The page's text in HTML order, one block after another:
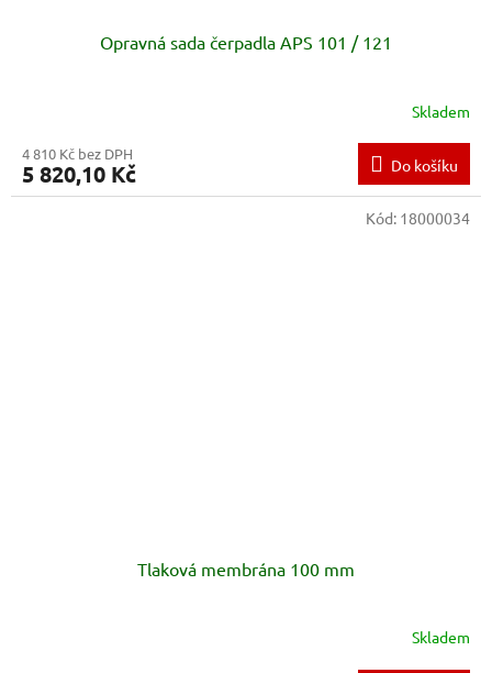
Opravná sada čerpadla APS 101 / 121
Skladem
4 810 Kč bez DPH
5 820,10 Kč Do košíku
Tlaková membrána 100 mm
Skladem
Kód: 18000034